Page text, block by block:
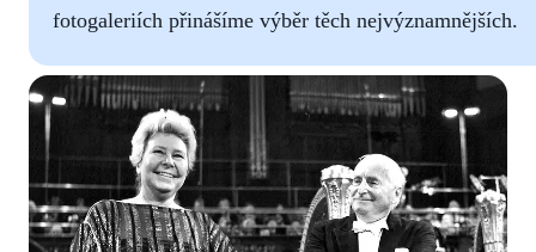
fotogaleriích přinášíme výběr těch nejvýznamnějších.